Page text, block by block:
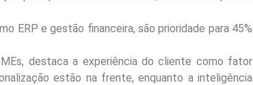
ERP e gestão financeira, são prioridade para 45%
destaca a experiência do cliente como fator
estão na frente, enquanto a inteligência